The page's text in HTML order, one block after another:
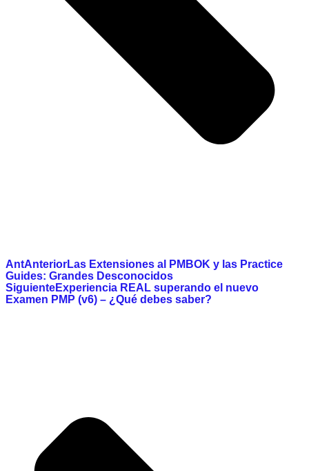
AntAnteriorLas Extensiones al PMBOK y las Practice
Guides: Grandes Desconocidos
SiguienteExperiencia REAL superando el nuevo
Examen PMP (v6) – ¿Qué debes saber?